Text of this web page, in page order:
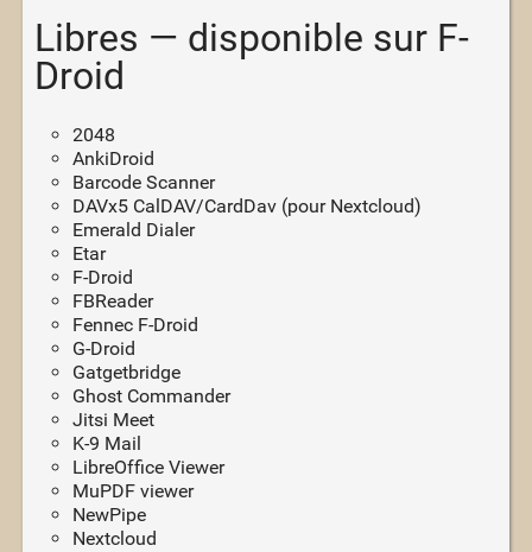
Libres — disponible sur F-
Droid
2048
AnkiDroid
Barcode Scanner
DAVx5 CalDAV/CardDav (pour Nextcloud)
Emerald Dialer
Etar
F-Droid
FBReader
Fennec F-Droid
G-Droid
Gatgetbridge
Ghost Commander
Jitsi Meet
K-9 Mail
LibreOffice Viewer
MuPDF viewer
NewPipe
Nextcloud